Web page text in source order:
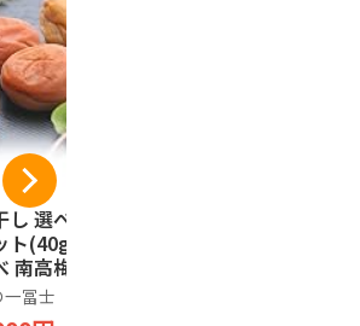
し 選べるお試し
ト(40g×4) 食べ
南高梅 減塩 一
紀州南高梅 国
歌山県産 低塩
一冨士